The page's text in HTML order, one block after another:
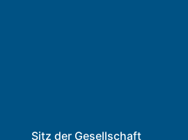
Sitz der Gesellschaft